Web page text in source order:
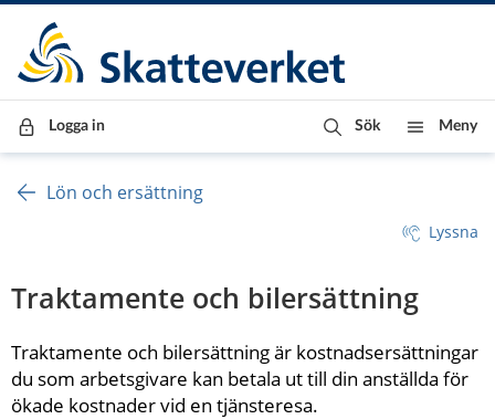
Till innehåll
Till navigationen
Till chattrobot
Logga in Sök Meny
Lön och ersättning
Lyssna
Traktamente och bilersättning
Traktamente och bilersättning är kostnadsersättningar
du som arbetsgivare kan betala ut till din anställda för
ökade kostnader vid en tjänsteresa.